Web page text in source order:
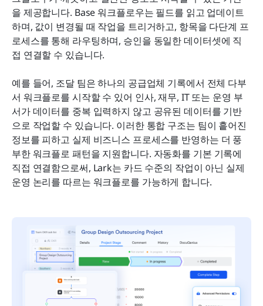
을 제공합니다. Base 워크플로우는 필드를 읽고 업데이트
하며, 값이 변경될 때 작업을 트리거하고, 항목을 다단계 프
로세스를 통해 라우팅하며, 승인을 동일한 데이터셋에 직
접 연결할 수 있습니다.
예를 들어, 조달 팀은 하나의 공급업체 기록에서 전체 다부
서 워크플로를 시작할 수 있어 인사, 재무, IT 또는 운영 부
서가 데이터를 중복 입력하지 않고 공유된 데이터를 기반
으로 작업할 수 있습니다. 이러한 통합 구조는 팀이 흩어진
정보를 피하고 실제 비즈니스 프로세스를 반영하는 더 풍
부한 워크플로 패턴을 지원합니다. 자동화를 기본 기록에
직접 연결함으로써, Lark는 카드 수준의 작업이 아닌 실제
운영 논리를 따르는 워크플로를 가능하게 합니다.